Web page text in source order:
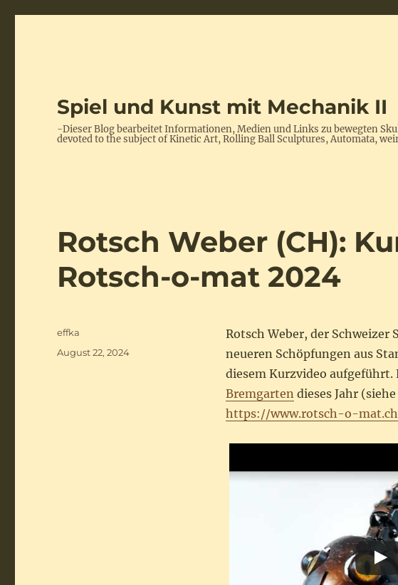
Spiel und Kunst mit Mechanik II
-Dieser Blog bearbeitet Informationen, Medien und Links zu bewegten
devoted to the subject of Kinetic Art, Rolling Ball Sculptures, Automata,
Rotsch Weber (CH):
Rotsch-o-mat 2024
Rotsch Weber, der
neueren Schöpfungen aus
diesem Kurzvideo
Bremgartendieses Jahr
https://www.rotsch-o-
Autor
effka
Veröffentlicht
August 22, 2024